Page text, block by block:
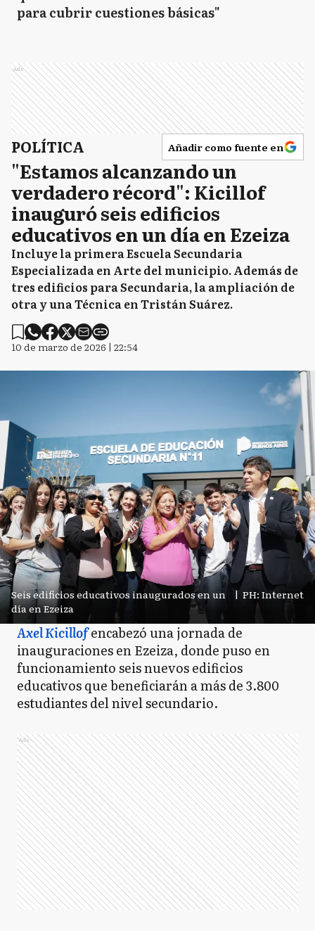
para cubrir cuestiones básicas"
Ads
POLÍTICA Añadir como fuente en
"Estamos alcanzando un
verdadero récord": Kicillof
inauguró seis edificios
educativos en un día en Ezeiza
Incluye la primera Escuela Secundaria
Especializada en Arte del municipio. Además de
tres edificios para Secundaria, la ampliación de
otra y una Técnica en Tristán Suárez.
10 de marzo de 2026 | 22:54
Seis edificios educativos inaugurados en un
día en Ezeiza
| PH: Internet
Axel Kicillofencabezó una jornada de
inauguraciones en Ezeiza, donde puso en
funcionamiento seis nuevos edificios
educativos que beneficiarán a más de 3.800
estudiantes del nivel secundario.
Ads